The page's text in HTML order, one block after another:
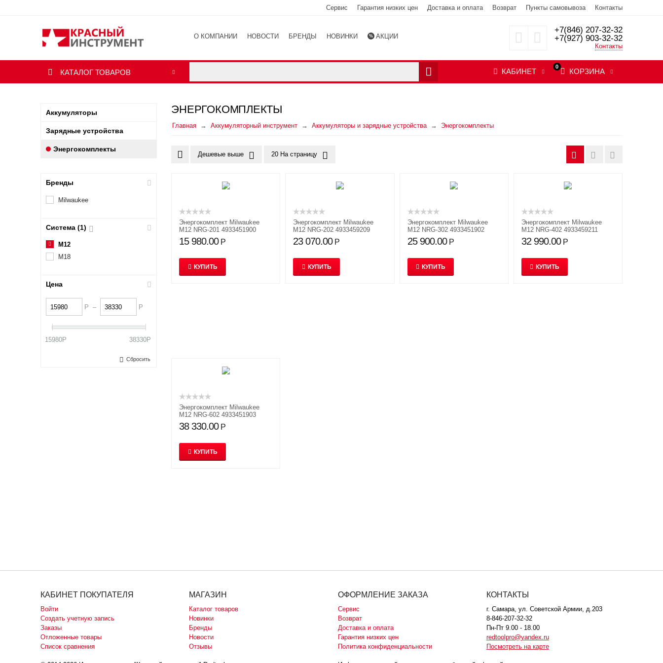
Сервис Гарантия низких цен Доставка и оплата Возврат Пункты самовывоза Контакты
О КОМПАНИИ НОВОСТИ БРЕНДЫ НОВИНКИ АКЦИИ
+7(846) 207-32-32
+7(927) 903-32-32
Контакты
КАТАЛОГ ТОВАРОВ
0
КОРЗИНА
КАБИНЕТ
ЭНЕРГОКОМПЛЕКТЫ
Главная Аккумуляторный инструмент Аккумуляторы и зарядные устройства Энергокомплекты
Дешевые выше 20 На страницу
Энергокомплект Milwaukee
M12 NRG-201 4933451900
15 980.00 Р
КУПИТЬ
Энергокомплект Milwaukee
M12 NRG-202 4933459209
23 070.00 Р
КУПИТЬ
​Энергокомплект Milwaukee
M12 NRG-302 4933451902
25 900.00 Р
КУПИТЬ
Энергокомплект Milwaukee
M12 NRG-402 4933459211
32 990.00 Р
КУПИТЬ
Энергокомплект Milwaukee
M12 NRG-602 4933451903
38 330.00 Р
КУПИТЬ
Аккумуляторы
Зарядные устройства
Энергокомплекты
Бренды
Milwaukee
Система (1)
М12
М18
Цена
Р – Р
15980Р 38330Р
Сбросить
КАБИНЕТ ПОКУПАТЕЛЯ
Войти
Создать учетную запись
Заказы
Отложенные товары
Список сравнения
МАГАЗИН
Каталог товаров
Новинки
Бренды
Новости
Отзывы
ОФОРМЛЕНИЕ ЗАКАЗА
Сервис
Возврат
Доставка и оплата
Гарантия низких цен
Политика конфиденциальности
КОНТАКТЫ
г. Самара, ул. Советской Армии, д.203
8-846-207-32-32
Пн-Пт 9.00 - 18.00
redtoolpro@yandex.ru
Посмотреть на карте